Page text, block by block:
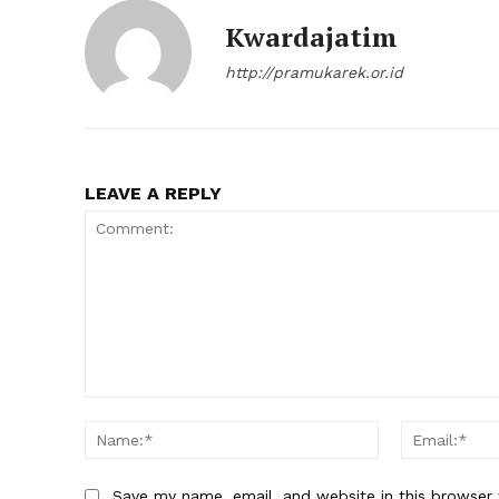
Kwardajatim
http://pramukarek.or.id
LEAVE A REPLY
Name:*